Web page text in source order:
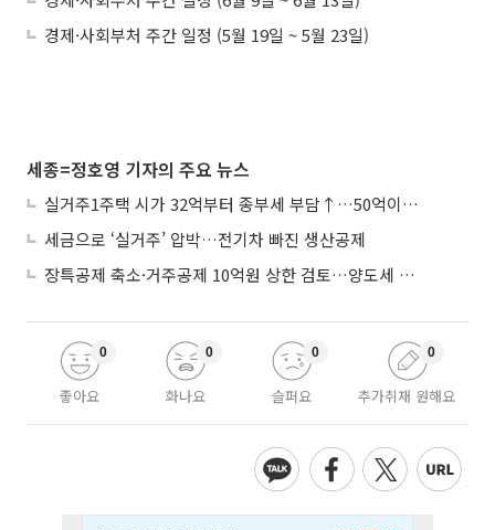
경제·사회부처 주간 일정 (5월 19일 ~ 5월 23일)
세종=정호영 기자의 주요 뉴스
실거주1주택 시가 32억부터 종부세 부담↑…50억이면 454→979만원
세금으로 ‘실거주’ 압박…전기차 빠진 생산공제
장특공제 축소·거주공제 10억원 상한 검토…양도세 실거주 중심 개편
좋아요
0
화나요
0
슬퍼요
0
추가취재 원해요
0